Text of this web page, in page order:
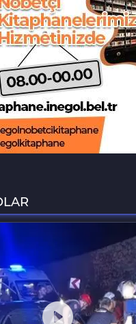
Biba müjdeyi verdi: Bu ay
açılıyor
Bursa'da lastik tamirhanesi
döndü
Bursa'da ilklerin
şen kahkahalar attı
havuzu temeli atıldı
Büyükorhan'da şenlik